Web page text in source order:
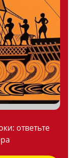
ответьте